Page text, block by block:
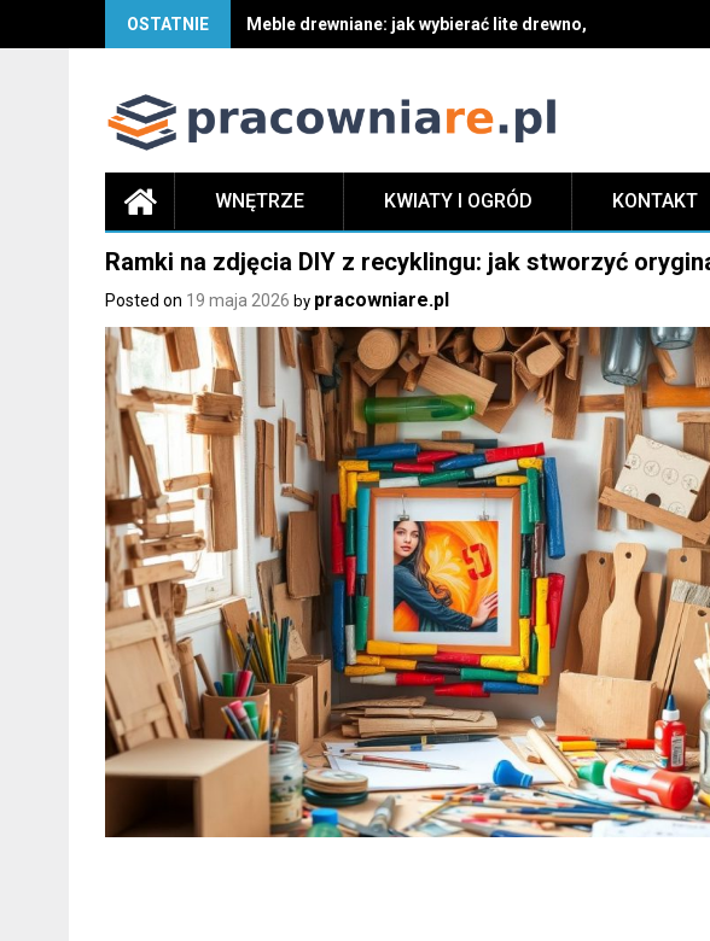
OSTATNIE Meble drewniane: jak wybierać lite drewno, dopasować
WNĘTRZE KWIATY I OGRÓD KONTAKT
Ramki na zdjęcia DIY z recyklingu: jak stworzyć
Posted on 19 maja 2026 by pracowniare.pl